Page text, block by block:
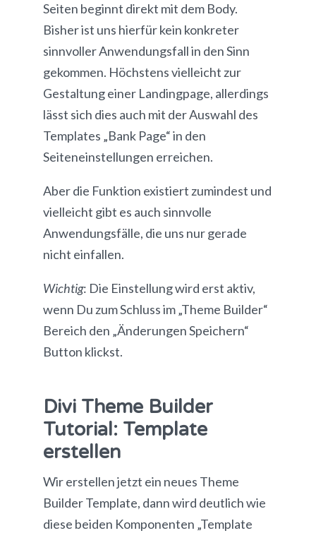
Seiten beginnt direkt mit dem Body.
Bisher ist uns hierfür kein konkreter
sinnvoller Anwendungsfall in den Sinn
gekommen. Höchstens vielleicht zur
Gestaltung einer Landingpage, allerdings
lässt sich dies auch mit der Auswahl des
Templates „Bank Page“ in den
Seiteneinstellungen erreichen.
Aber die Funktion existiert zumindest und
vielleicht gibt es auch sinnvolle
Anwendungsfälle, die uns nur gerade
nicht einfallen.
Wichtig: Die Einstellung wird erst aktiv,
wenn Du zum Schluss im „Theme Builder“
Bereich den „Änderungen Speichern“
Button klickst.
Divi Theme Builder
Tutorial: Template
erstellen
Wir erstellen jetzt ein neues Theme
Builder Template, dann wird deutlich wie
diese beiden Komponenten „Template